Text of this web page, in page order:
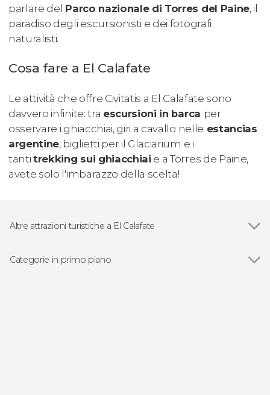
parlare del Parco nazionale di Torres del Paine, il
paradiso degli escursionisti e dei fotografi
naturalisti.
Cosa fare a El Calafate
Le attività che offre Civitatis a El Calafate sono
davvero infinite: tra escursioni in barca per
osservare i ghiacchiai, giri a cavallo nelle estancias
argentine, biglietti per il Glaciarium e i
tantitrekking sui ghiacchiai e a Torres de Paine,
avete solo l'imbarazzo della scelta!
Altre attrazioni turistiche a El Calafate
Categorie in primo piano